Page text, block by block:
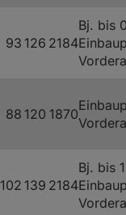
93 126 2184
Bj. bis
88 120 1870
102 139 2184
Bj. bis